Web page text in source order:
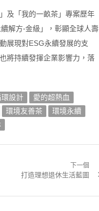
及「我的一畝茶」專案歷年
解方-金級」，彰顯全球人壽
展現對ESG永續發展的支
將持續發揮企業影響力，落
環設計
愛的超熱血
環境友善茶
環境永續
下一個
Next
打造理想退休生活藍圖